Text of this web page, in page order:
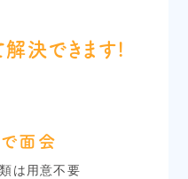
解決できます!
面会
は用意不要